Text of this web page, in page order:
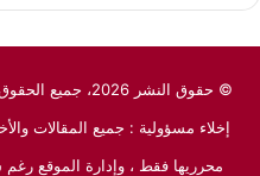
© حقوق النشر 2026، جميع الحقوق محفوظة لـموقع المايسترو الرياضي
إخلاء مسؤولية : جميع المقالات
محرريها فقط ، وإدارة الموقع